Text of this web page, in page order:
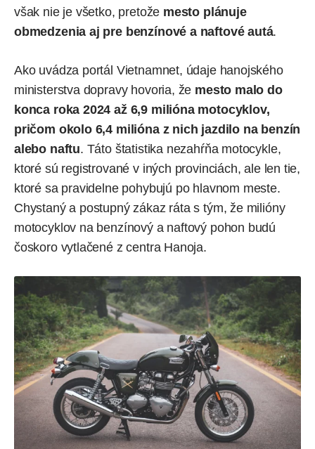
však nie je všetko, pretože mesto plánuje
obmedzenia aj pre benzínové a naftové autá.
Ako uvádza portál Vietnamnet, údaje hanojského
ministerstva dopravy hovoria, že mesto malo do
konca roka 2024 až 6,9 milióna motocyklov,
pričom okolo 6,4 milióna z nich jazdilo na benzín
alebo naftu. Táto štatistika nezahŕňa motocykle,
ktoré sú registrované v iných provinciách, ale len tie,
ktoré sa pravidelne pohybujú po hlavnom meste.
Chystaný a postupný zákaz ráta s tým, že milióny
motocyklov na benzínový a naftový pohon budú
čoskoro vytlačené z centra Hanoja.